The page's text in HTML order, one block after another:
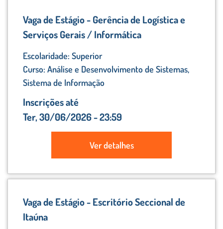
Vaga de Estágio - Gerência de Logística e
Serviços Gerais / Informática
Escolaridade: Superior
Curso: Análise e Desenvolvimento de Sistemas,
Sistema de Informação
Inscrições até
Ter, 30/06/2026 - 23:59
Ver detalhes
Vaga de Estágio - Escritório Seccional de
Itaúna